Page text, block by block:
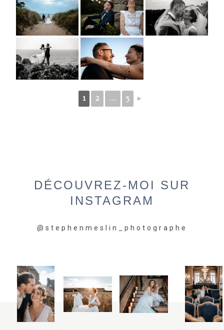
1 2 … 5 ►
DÉCOUVREZ-MOI SUR
INSTAGRAM
@stephenmeslin_photographe